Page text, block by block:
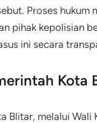
Proses hukum
pihak kepolisian
ini secara
Kota
Blitar, melalui Wali